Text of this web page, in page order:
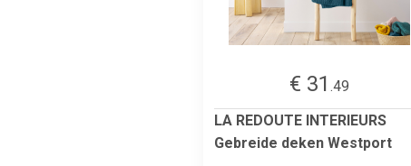
€ 31 .49
LA REDOUTE INTERIEURS
Gebreide deken Westport